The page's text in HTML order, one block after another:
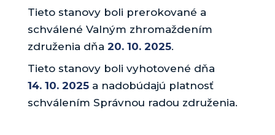
Tieto stanovy boli prerokované a
schválené Valným zhromaždením
združenia dňa20. 10. 2025.
Tieto stanovy boli vyhotovené dňa
14. 10. 2025 a nadobúdajú platnosť
schválením Správnou radou združenia.